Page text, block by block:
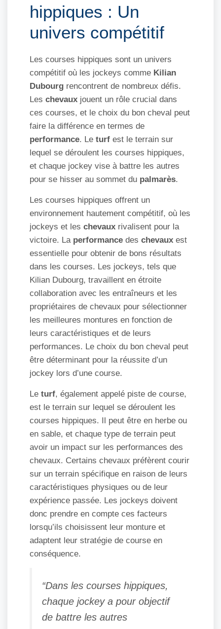
hippiques : Un
univers compétitif
Les courses hippiques sont un univers
compétitif où les jockeys comme Kilian
Dubourg rencontrent de nombreux défis.
Les chevaux jouent un rôle crucial dans
ces courses, et le choix du bon cheval peut
faire la différence en termes de
performance. Le turf est le terrain sur
lequel se déroulent les courses hippiques,
et chaque jockey vise à battre les autres
pour se hisser au sommet du palmarès.
Les courses hippiques offrent un
environnement hautement compétitif, où les
jockeys et les chevaux rivalisent pour la
victoire. La performance des chevaux est
essentielle pour obtenir de bons résultats
dans les courses. Les jockeys, tels que
Kilian Dubourg, travaillent en étroite
collaboration avec les entraîneurs et les
propriétaires de chevaux pour sélectionner
les meilleures montures en fonction de
leurs caractéristiques et de leurs
performances. Le choix du bon cheval peut
être déterminant pour la réussite d’un
jockey lors d’une course.
Le turf, également appelé piste de course,
est le terrain sur lequel se déroulent les
courses hippiques. Il peut être en herbe ou
en sable, et chaque type de terrain peut
avoir un impact sur les performances des
chevaux. Certains chevaux préfèrent courir
sur un terrain spécifique en raison de leurs
caractéristiques physiques ou de leur
expérience passée. Les jockeys doivent
donc prendre en compte ces facteurs
lorsqu’ils choisissent leur monture et
adaptent leur stratégie de course en
conséquence.
“Dans les courses hippiques,
chaque jockey a pour objectif
de battre les autres